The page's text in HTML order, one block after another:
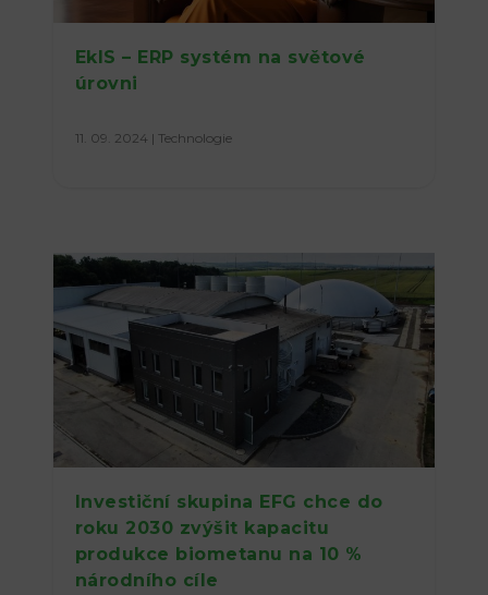
EkIS – ERP systém na světové
úrovni
11. 09. 2024 | Technologie
Investiční skupina EFG chce do
roku 2030 zvýšit kapacitu
produkce biometanu na 10 %
národního cíle